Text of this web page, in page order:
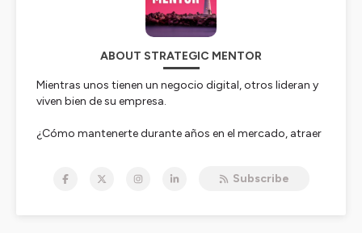
ABOUT STRATEGIC MENTOR
Mientras unos tienen un negocio digital, otros lideran y
viven bien de su empresa.
¿Cómo mantenerte durante años en el mercado, atraer
negocio sostenible, rentable y autogestionado sin tener
Subscribe